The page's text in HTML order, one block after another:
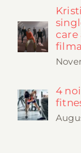
care
4